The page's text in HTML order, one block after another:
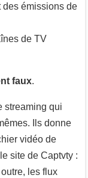
des émissions de
de TV
faux.
streaming qui
Ils donne
vidéo de
site de Captvty :
les flux